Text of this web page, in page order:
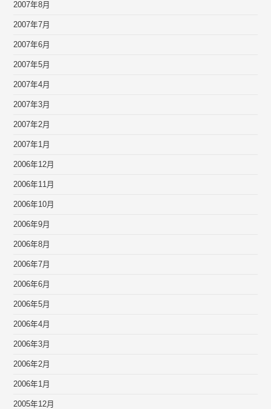
2007年8月
2007年7月
2007年6月
2007年5月
2007年4月
2007年3月
2007年2月
2007年1月
2006年12月
2006年11月
2006年10月
2006年9月
2006年8月
2006年7月
2006年6月
2006年5月
2006年4月
2006年3月
2006年2月
2006年1月
2005年12月